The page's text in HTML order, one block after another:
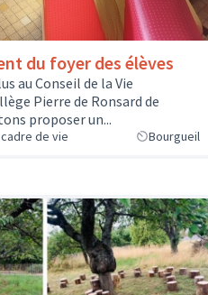
du foyer des élèves
au Conseil de la Vie
Pierre de Ronsard de
proposer un...
de vie Bourgueil